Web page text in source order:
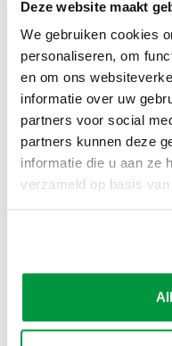
Deze website maakt
We gebruiken cookies
personaliseren, om
en om ons
informatie over uw
partners voor social
partners kunnen deze
informatie die u aan ze
verzameld op basis
De super formaat
karton zijn de
ramen. Met deze
pas echt jarig.
Prijs incl. btw is
Het is mogelijk
maar ook in
Wijhe,